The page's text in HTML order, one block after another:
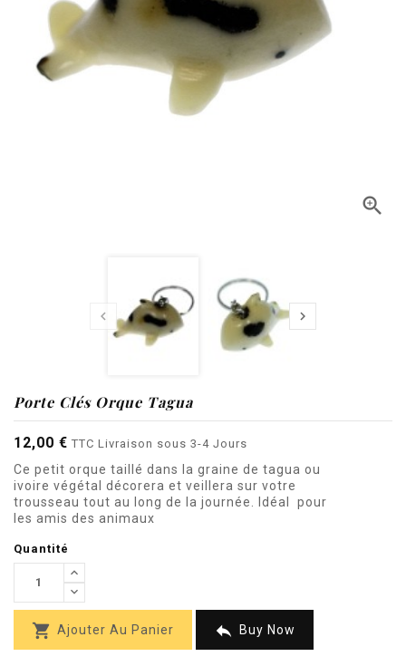

 
Porte Clés Orque Tagua
12,00 € TTC Livraison sous 3-4 Jours
Ce petit orque taillé dans la graine de tagua ou
ivoire végétal décorera et veillera sur votre
trousseau tout au long de la journée. Idéal pour
les amis des animaux
Quantité
 Ajouter Au Panier  Buy Now